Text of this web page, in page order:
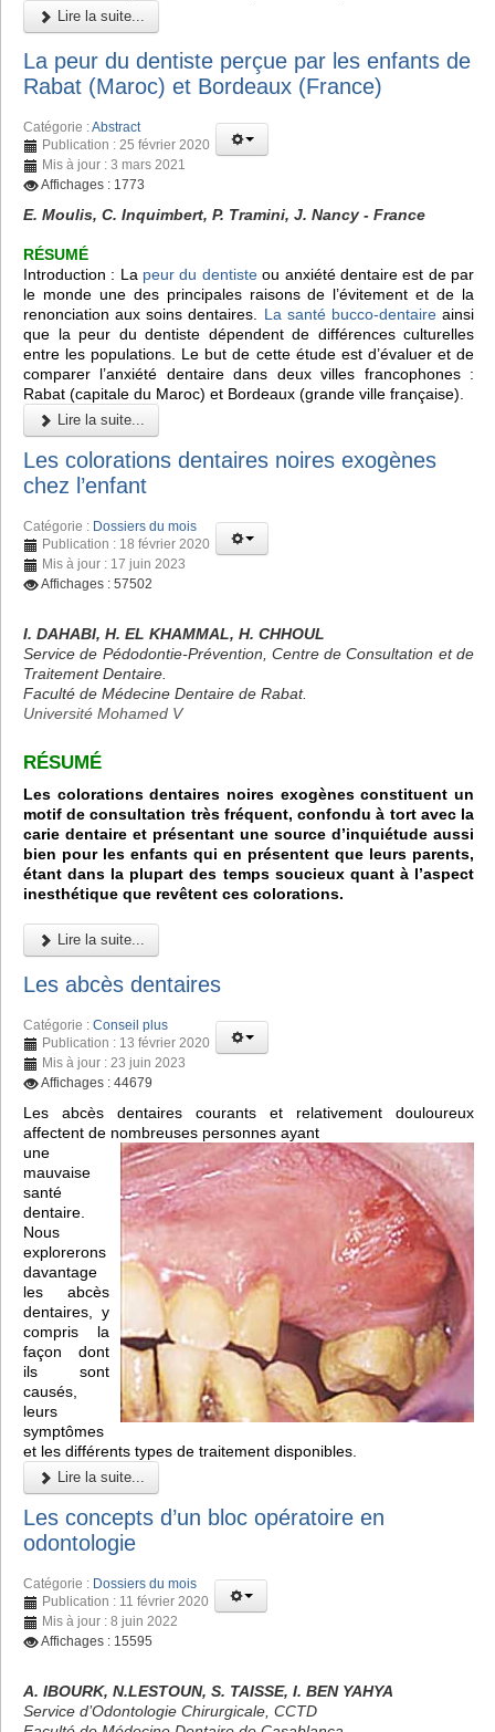
Lire la suite...
La peur du dentiste perçue par les enfants de
Rabat (Maroc) et Bordeaux (France)
Catégorie :Abstract
Publication : 25 février 2020
Mis à jour : 3 mars 2021
Affichages : 1773
E. Moulis, C. Inquimbert, P. Tramini, J. Nancy - France
RÉSUMÉ
Introduction : La peur du dentisteou anxiété dentaire est de par
le monde une des principales raisons de l’évitement et de la
renonciation aux soins dentaires. La santé bucco-dentaireainsi
que la peur du dentiste dépendent de différences culturelles
entre les populations. Le but de cette étude est d’évaluer et de
comparer l’anxiété dentaire dans deux villes francophones :
Rabat (capitale du Maroc) et Bordeaux (grande ville française).
Lire la suite...
Les colorations dentaires noires exogènes
chez l’enfant
Catégorie : Dossiers du mois
Publication : 18 février 2020
Mis à jour : 17 juin 2023
Affichages : 57502
I. DAHABI, H. EL KHAMMAL, H. CHHOUL
Service de Pédodontie-Prévention, Centre de Consultation et de
Traitement Dentaire.
Faculté de Médecine Dentaire de Rabat.
Université Mohamed V
RÉSUMÉ
Les colorations dentaires noires exogènes constituent un
motif de consultation très fréquent, confondu à tort avec la
carie dentaire et présentant une source d’inquiétude aussi
bien pour les enfants qui en présentent que leurs parents,
étant dans la plupart des temps soucieux quant à l’aspect
inesthétique que revêtent ces colorations.
Lire la suite...
Les abcès dentaires
Catégorie : Conseil plus
Publication : 13 février 2020
Mis à jour : 23 juin 2023
Affichages : 44679
Les abcès dentaires courants et relativement douloureux
affectent de nombreuses personnes ayant
une
mauvaise
santé
dentaire.
Nous
explorerons
davantage
les abcès
dentaires, y
compris la
façon dont
ils sont
causés,
leurs
symptômes
et les différents types de traitement disponibles.
Lire la suite...
Les concepts d’un bloc opératoire en
odontologie
Catégorie : Dossiers du mois
Publication : 11 février 2020
Mis à jour : 8 juin 2022
Affichages : 15595
A. IBOURK, N.LESTOUN, S. TAISSE, I. BEN YAHYA
Service d’Odontologie Chirurgicale, CCTD